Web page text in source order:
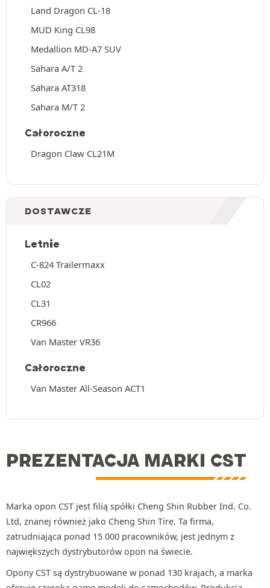
Land Dragon CL-18
MUD King CL98
Medallion MD-A7 SUV
Sahara A/T 2
Sahara AT318
Sahara M/T 2
Całoroczne
Dragon Claw CL21M
DOSTAWCZE
Letnie
C-824 Trailermaxx
CL02
CL31
CR966
Van Master VR36
Całoroczne
Van Master All-Season ACT1
PREZENTACJA MARKI CST
Marka opon CST jest filią spółki Cheng Shin Rubber Ind. Co.
Ltd, znanej również jako Cheng Shin Tire. Ta firma,
zatrudniająca ponad 15 000 pracowników, jest jednym z
największych dystrybutorów opon na świecie.
Opony CST są dystrybuowane w ponad 130 krajach, a marka